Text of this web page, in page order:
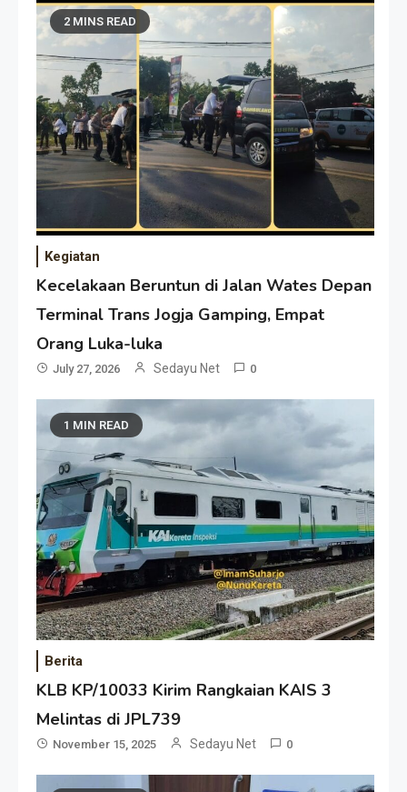
2 MINS READ
Kegiatan
Kecelakaan Beruntun di Jalan Wates Depan
Terminal Trans Jogja Gamping, Empat
Orang Luka-luka
July 27, 2026 Sedayu Net 0
1 MIN READ
Berita
KLB KP/10033 Kirim Rangkaian KAIS 3
Melintas di JPL739
November 15, 2025 Sedayu Net 0